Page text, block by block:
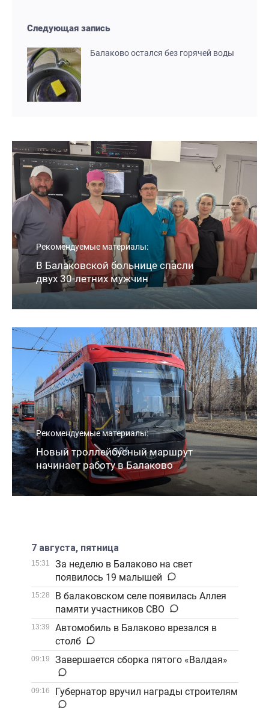
Следующая запись
Балаково остался без горячей воды
Рекомендуемые материалы:
В Балаковской больнице спасли
двух 30-летних мужчин
Рекомендуемые материалы:
Новый троллейбусный маршрут
начинает работу в Балаково
7 августа, пятница
15:31
За неделю в Балаково на свет
появилось 19 малышей
15:28
В балаковском селе появилась Аллея
памяти участников СВО
13:39
Автомобиль в Балаково врезался в
столб
09:19 Завершается сборка пятого «Валдая»
09:16 Губернатор вручил награды строителям